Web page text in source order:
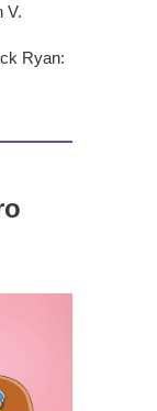
V.
Ryan: